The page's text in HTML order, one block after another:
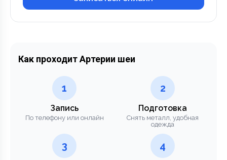
Как проходит Артерии шеи
1
Запись
По телефону или онлайн
2
Подготовка
Снять металл, удобная
одежда
3 4